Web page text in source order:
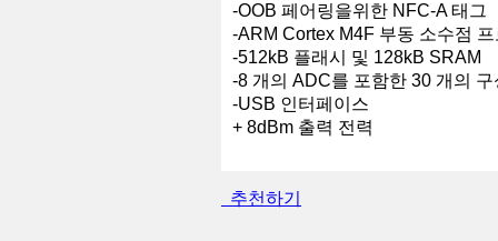
-OOB 페어링을위한 NFC-A 태그
-ARM Cortex M4F 부동 소수점
-512kB 플래시 및 128kB SRAM
-8 개의 ADC를 포함한 30 개의
-USB 인터페이스
+ 8dBm 출력 전력
추천하기